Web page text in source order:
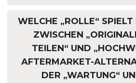
WELCHE „ROLLE“ SPIELT
ZWISCHEN
TEILEN“ UND
AFTERMARKET-
DER „WARTUNG“